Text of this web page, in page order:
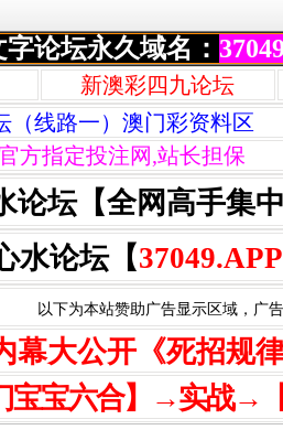
论坛永久域名：
新澳彩四九论坛
（线路一）澳门彩资料区
方指定投注网,站长担保
论坛【全网高手集
水论坛【37049.APP
以下为本站赞助广告显示区域，广
幕大公开《死招规
宝宝六合】→实战→